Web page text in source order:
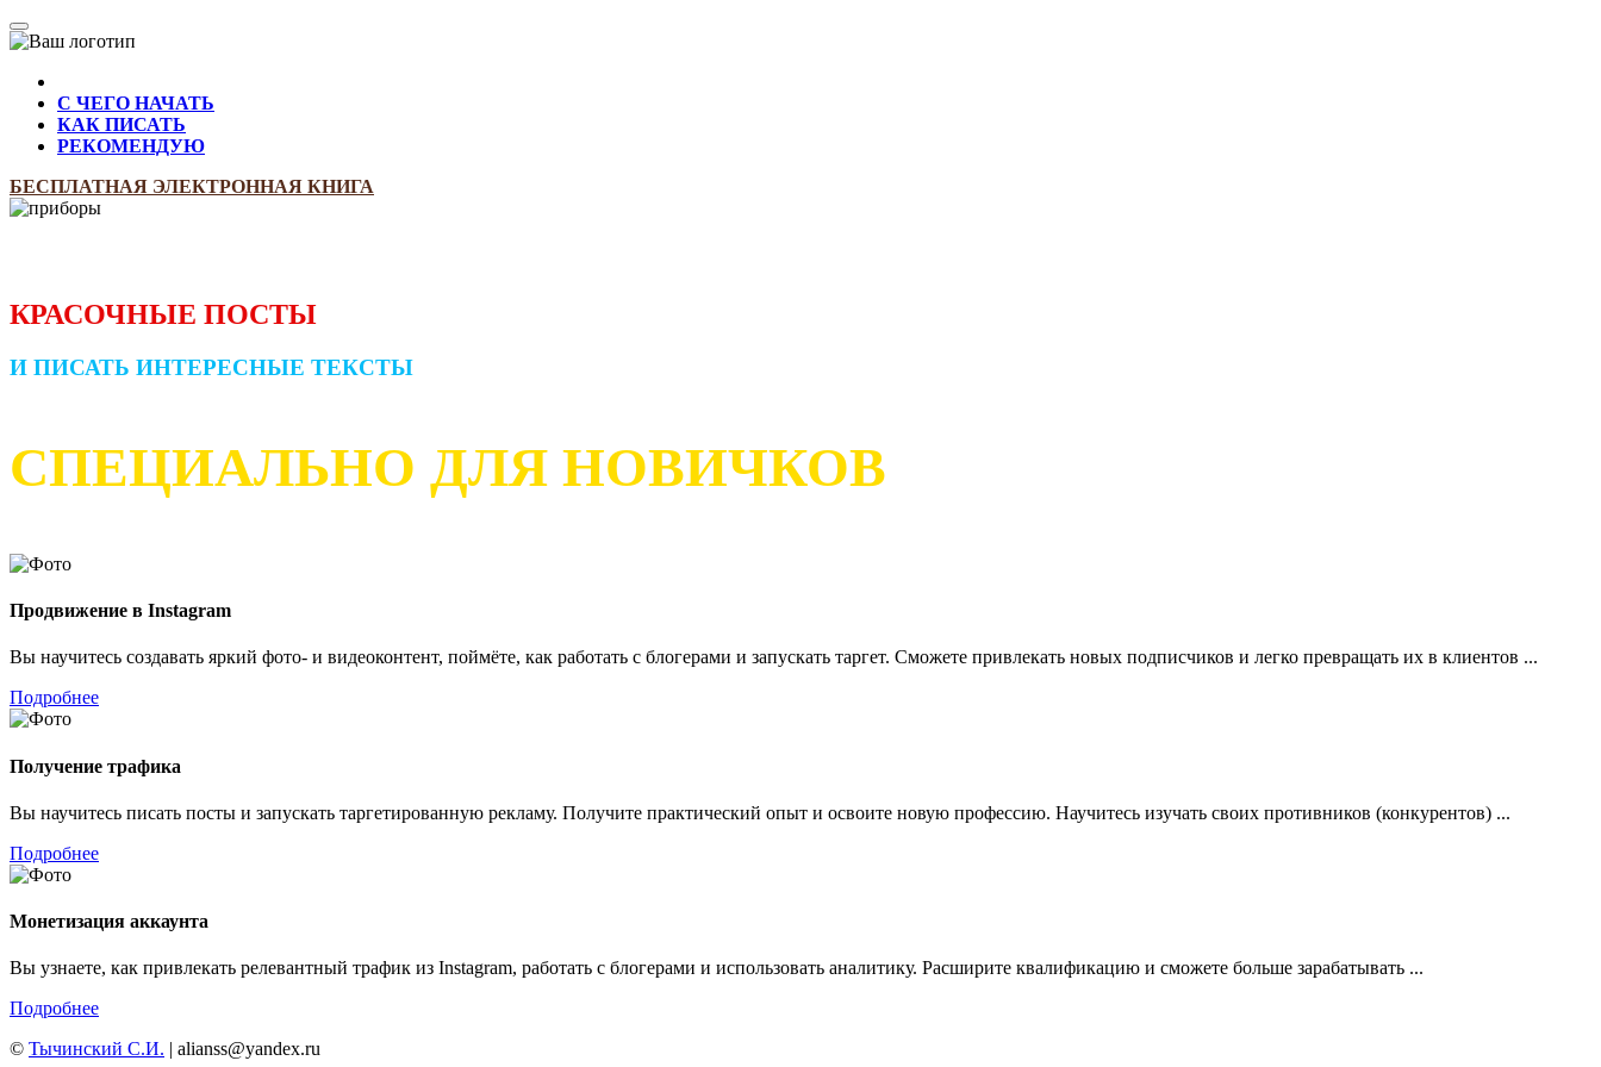
С ЧЕГО НАЧАТЬ
КАК ПИСАТЬ
РЕКОМЕНДУЮ
БЕСПЛАТНАЯ ЭЛЕКТРОННАЯ КНИГА
КРАСОЧНЫЕ ПОСТЫ
И ПИСАТЬ ИНТЕРЕСНЫЕ ТЕКСТЫ
СПЕЦИАЛЬНО ДЛЯ НОВИЧКОВ
Продвижение в Instagram
Вы научитесь создавать яркий фото- и видеоконтент, поймёте, как работать с блогерами и запускать таргет. Сможете привлекать новых подписчиков и легко превращать их в клиентов ...
Подробнее
Получение трафика
Вы научитесь писать посты и запускать таргетированную рекламу. Получите практический опыт и освоите новую профессию. Научитесь изучать своих противников (конкурентов) ...
Подробнее
Монетизация аккаунта
Вы узнаете, как привлекать релевантный трафик из Instagram, работать с блогерами и использовать аналитику. Расширите квалификацию и сможете больше зарабатывать ...
Подробнее
© Тычинский С.И. | alianss@yandex.ru